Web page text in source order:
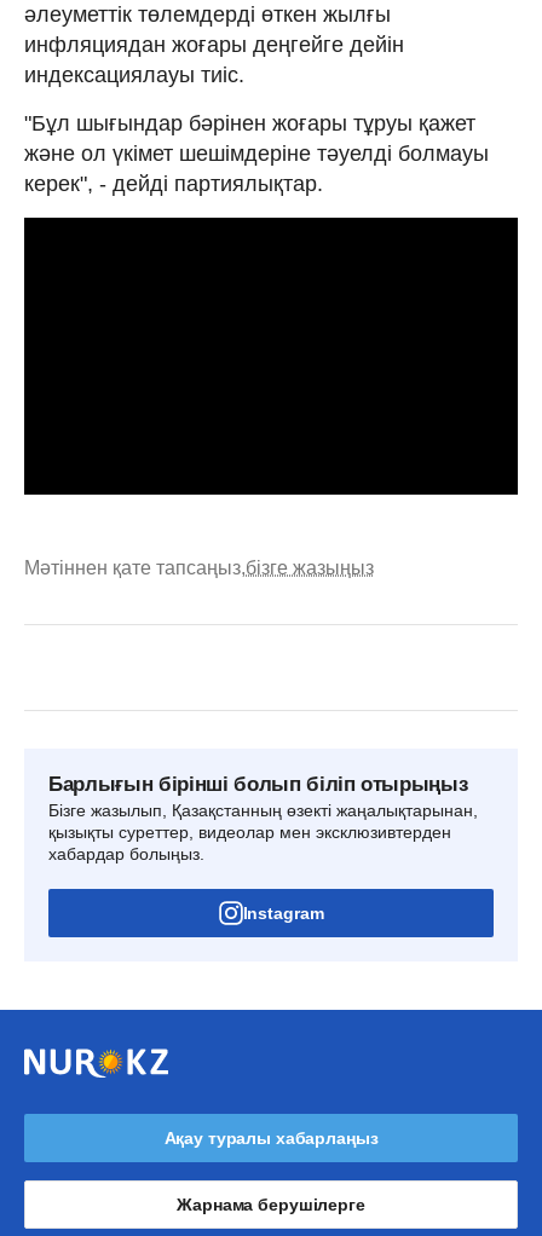
әлеуметтік төлемдерді өткен жылғы
инфляциядан жоғары деңгейге дейін
индексациялауы тиіс.
"Бұл шығындар бәрінен жоғары тұруы қажет
және ол үкімет шешімдеріне тәуелді болмауы
керек", - дейді партиялықтар.
Мәтіннен қате тапсаңыз,бізге жазыңыз
Барлығын бірінші болып біліп отырыңыз
Бізге жазылып, Қазақстанның өзекті жаңалықтарынан,
қызықты суреттер, видеолар мен эксклюзивтерден
хабардар болыңыз.
Instagram
Ақау туралы хабарлаңыз
Жарнама берушілерге